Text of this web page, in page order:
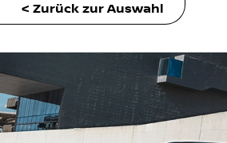
< Zurück zur Auswahl